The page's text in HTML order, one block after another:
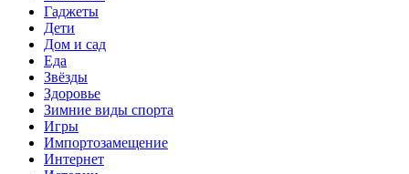
Гаджеты
Дети
Дом и сад
Еда
Звёзды
Здоровье
Зимние виды спорта
Игры
Импортозамещение
Интернет